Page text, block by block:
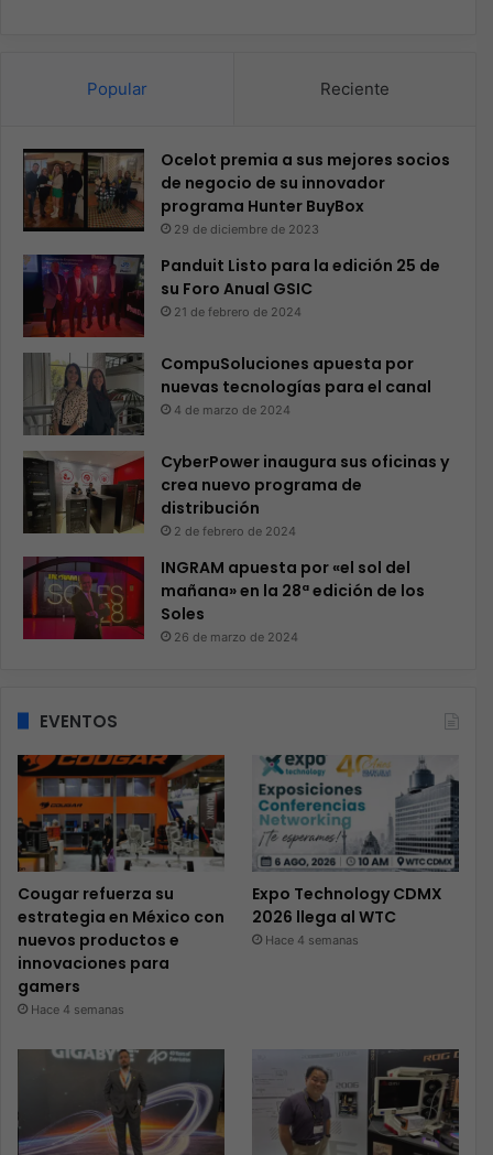
Popular Reciente
Ocelot premia a sus mejores socios
de negocio de su innovador
programa Hunter BuyBox
29 de diciembre de 2023
Panduit Listo para la edición 25 de
su Foro Anual GSIC
21 de febrero de 2024
CompuSoluciones apuesta por
nuevas tecnologías para el canal
4 de marzo de 2024
CyberPower inaugura sus oficinas y
crea nuevo programa de
distribución
2 de febrero de 2024
INGRAM apuesta por «el sol del
mañana» en la 28ª edición de los
Soles
26 de marzo de 2024
EVENTOS
Cougar refuerza su
estrategia en México con
nuevos productos e
innovaciones para
gamers
Hace 4 semanas
Expo Technology CDMX
2026 llega al WTC
Hace 4 semanas